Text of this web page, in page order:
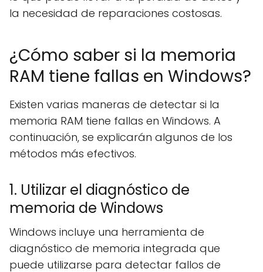
la necesidad de reparaciones costosas.
¿Cómo saber si la memoria
RAM tiene fallas en Windows?
Existen varias maneras de detectar si la
memoria RAM tiene fallas en Windows. A
continuación, se explicarán algunos de los
métodos más efectivos.
1. Utilizar el diagnóstico de
memoria de Windows
Windows incluye una herramienta de
diagnóstico de memoria integrada que
puede utilizarse para detectar fallos de